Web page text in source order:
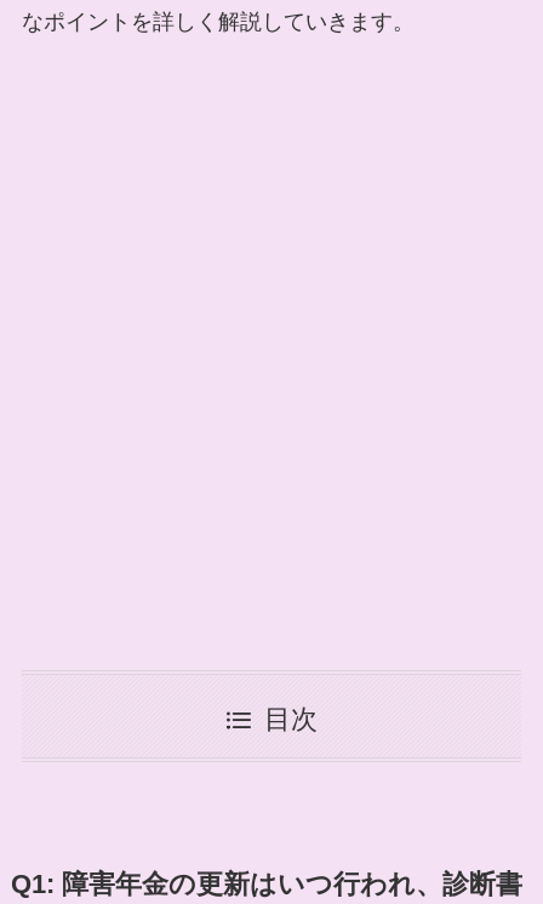
なポイントを詳しく解説していきます。
目次
Q1: 障害年金の更新はいつ行われ、診断書